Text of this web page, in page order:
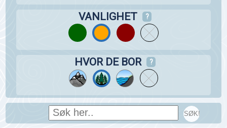
VANLIGHET ?
HVOR DE BOR ?
SØK!